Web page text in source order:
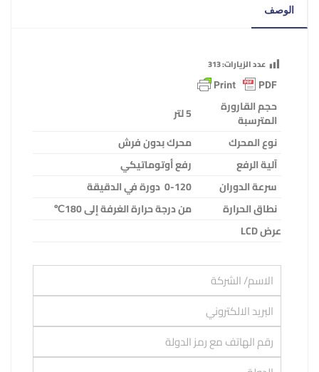
الوصف
عدد الزيارات:313
حجم القارورة
المترسبة
5 لتر
نوع المحرك
محرك بدون فرش
آلية الرفع
رفع أوتوماتيكي
سرعة الدوران
0-120 دورة في الدقيقة
نطاق الحرارة
من درجة حرارة الغرفة إلى 180
℃
عرضLCD